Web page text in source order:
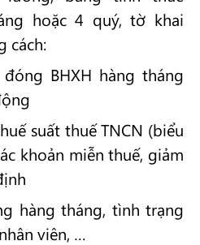
hoặc 4 quý, tờ khai
cách:
BHXH hàng tháng
suất thuế TNCN (biểu
khoản miễn thuế, giảm
hàng tháng, tình trạng
viên, …